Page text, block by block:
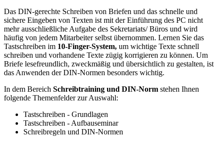
Das DIN-gerechte Schreiben von Briefen und das schnelle und
sichere Eingeben von Texten ist mit der Einführung des PC nicht
mehr ausschließliche Aufgabe des Sekretariats/ Büros und wird
häufig von jedem Mitarbeiter selbst übernommen. Lernen Sie das
Tastschreiben im 10-Finger-System, um wichtige Texte schnell
schreiben und vorhandene Texte zügig korrigieren zu können. Um
Briefe lesefreundlich, zweckmäßig und übersichtlich zu gestalten, ist
das Anwenden der DIN-Normen besonders wichtig.
In dem Bereich Schreibtraining und DIN-Norm stehen Ihnen
folgende Themenfelder zur Auswahl:
Tastschreiben - Grundlagen
Tastschreiben - Aufbauseminar
Schreibregeln und DIN-Normen